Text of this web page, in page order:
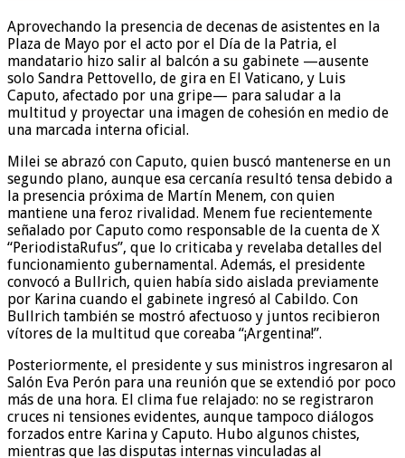
Aprovechando la presencia de decenas de asistentes en la
Plaza de Mayo por el acto por el Día de la Patria, el
mandatario hizo salir al balcón a su gabinete —ausente
solo Sandra Pettovello, de gira en El Vaticano, y Luis
Caputo, afectado por una gripe— para saludar a la
multitud y proyectar una imagen de cohesión en medio de
una marcada interna oficial.
Milei se abrazó con Caputo, quien buscó mantenerse en un
segundo plano, aunque esa cercanía resultó tensa debido a
la presencia próxima de Martín Menem, con quien
mantiene una feroz rivalidad. Menem fue recientemente
señalado por Caputo como responsable de la cuenta de X
“PeriodistaRufus”, que lo criticaba y revelaba detalles del
funcionamiento gubernamental. Además, el presidente
convocó a Bullrich, quien había sido aislada previamente
por Karina cuando el gabinete ingresó al Cabildo. Con
Bullrich también se mostró afectuoso y juntos recibieron
vítores de la multitud que coreaba “¡Argentina!”.
Posteriormente, el presidente y sus ministros ingresaron al
Salón Eva Perón para una reunión que se extendió por poco
más de una hora. El clima fue relajado: no se registraron
cruces ni tensiones evidentes, aunque tampoco diálogos
forzados entre Karina y Caputo. Hubo algunos chistes,
mientras que las disputas internas vinculadas al